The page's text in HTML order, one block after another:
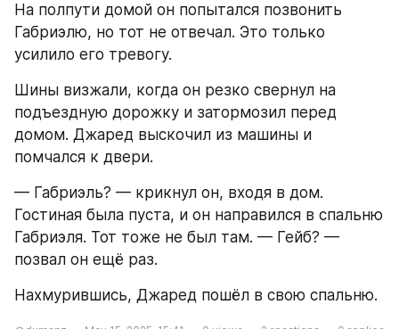
На полпути домой он попытался позвонить
Габриэлю, но тот не отвечал. Это только
усилило его тревогу.
Шины визжали, когда он резко свернул на
подъездную дорожку и затормозил перед
домом. Джаред выскочил из машины и
помчался к двери.
— Габриэль? — крикнул он, входя в дом.
Гостиная была пуста, и он направился в спальню
Габриэля. Тот тоже не был там. — Гейб? —
позвал он ещё раз.
Нахмурившись, Джаред пошёл в свою спальню.